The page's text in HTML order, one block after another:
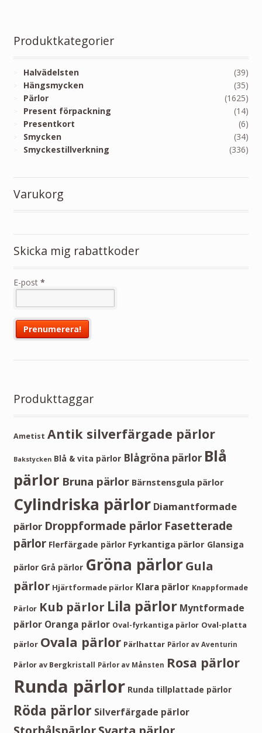
Produktkategorier
Halvädelsten
(39)
Hängsmycken
(35)
Pärlor
(1625)
Present förpackning
(14)
Presentkort
(6)
Smycken
(34)
Smyckestillverkning
(336)
Varukorg
Skicka mig rabattkoder
E-post *
Produkttaggar
Ametist Antik silverfärgade pärlor
Bakstycken Blå & vita pärlor Blågröna pärlor Blå
pärlor Bruna pärlor Bärnstensgula pärlor
Cylindriska pärlor Diamantformade
pärlor Droppformade pärlor Fasetterade
pärlor Flerfärgade pärlor Fyrkantiga pärlor Glansiga
pärlor Grå pärlor Gröna pärlorGula
pärlor Hjärtformade pärlor Klara pärlor Knappformade
Pärlor Kub pärlor Lila pärlor Myntformade
pärlor Oranga pärlor Oval-fyrkantiga pärlor Oval-platta
pärlor Ovala pärlor Pärlhattar Pärlor av Aventurin
Pärlor av Bergkristall Pärlor av Månsten Rosa pärlor
Runda pärlor Runda tillplattade pärlor
Röda pärlor Silverfärgade pärlor